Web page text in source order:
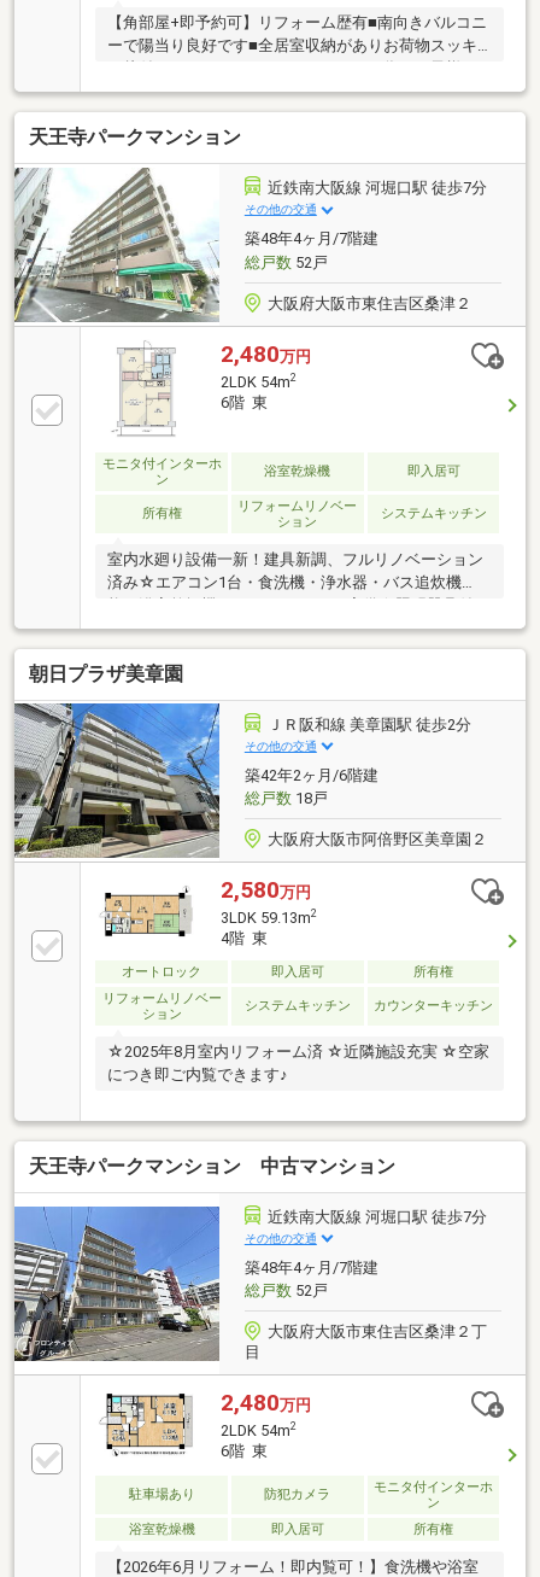
【角部屋+即予約可】リフォーム歴有■南向きバルコニ
ーで陽当り良好です■全居室収納がありお荷物スッキ
様子を見ながらお料理ができますね
天王寺パークマンション
近鉄南大阪線 河堀口駅 徒歩7分
その他の交通
築48年4ヶ月/7階建
総戸数52戸
大阪府大阪市東住吉区桑津２
2,480万円
2LDK 54m2
6階 東
モニタ付インターホ
ン
浴室乾燥機 即入居可
所有権
リフォームリノベー
ション
システムキッチン
室内水廻り設備一新！建具新調、フルリノベーション
済み☆エアコン1台・食洗機・浄水器・バス追炊機
能・浴室乾燥機・TVモニターホン完備☆照明器具付き
☆防音・断熱効果UP！全窓に内窓付き☆4沿線利用可
能♪
朝日プラザ美章園
ＪＲ阪和線 美章園駅 徒歩2分
その他の交通
築42年2ヶ月/6階建
総戸数18戸
大阪府大阪市阿倍野区美章園２
2,580万円
3LDK 59.13m2
4階 東
オートロック 即入居可
所有権
リフォームリノベー
ション
システムキッチン カウンターキッチン
☆2025年8月室内リフォーム済 ☆近隣施設充実 ☆空家
につき即ご内覧できます♪
天王寺パークマンション 中古マンション
近鉄南大阪線 河堀口駅 徒歩7分
その他の交通
築48年4ヶ月/7階建
総戸数52戸
大阪府大阪市東住吉区桑津２丁
目
2,480万円
2LDK 54m2
6階 東
駐車場あり 防犯カメラ
モニタ付インターホ
ン
浴室乾燥機
即入居可 所有権
【2026年6月リフォーム！即内覧可！】食洗機や浴室